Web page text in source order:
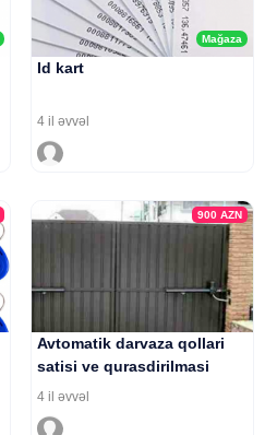
Mağaza
Id kart
4 il əvvəl
900 AZN
Avtomatik darvaza qollari
satisi ve qurasdirilmasi
4 il əvvəl